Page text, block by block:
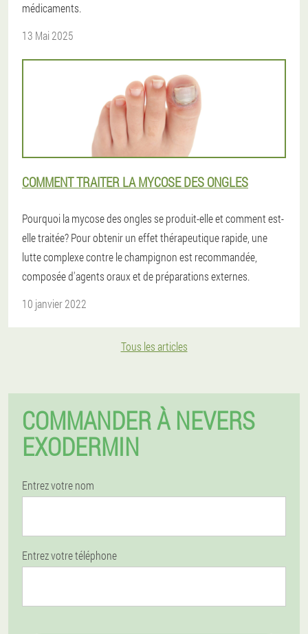
médicaments.
13 Mai 2025
COMMENT TRAITER LA MYCOSE DES ONGLES
Pourquoi la mycose des ongles se produit-elle et comment est-
elle traitée? Pour obtenir un effet thérapeutique rapide, une
lutte complexe contre le champignon est recommandée,
composée d'agents oraux et de préparations externes.
10 janvier 2022
Tous les articles
COMMANDER À NEVERS
EXODERMIN
Entrez votre nom
Entrez votre téléphone